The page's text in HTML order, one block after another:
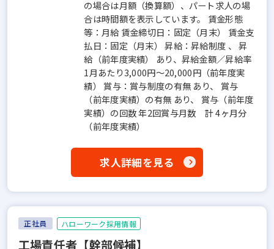
の場合は月額（換算額）、パート求人の場
合は時間額を表示しています。 賃金形態
等：月給 賃金締切日：固定（月末） 賃金支
払日：固定（月末） 昇給：昇給制度 、 昇
給（前年度実績） あり、昇給金額／昇給率
1月あたり3,000円～20,000円（前年度実
績） 賞与：賞与制度の有無 あり、 賞与
（前年度実績）の有無 あり、 賞与（前年度
実績）の回数 年2回賞与月数 計 4ヶ月分
（前年度実績）
求人詳細を見る
正社員 ハローワーク採用情報
工場責任者【幹部候補】